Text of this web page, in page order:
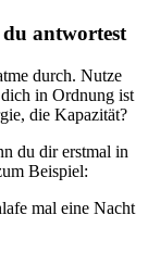
antwortest
durch. Nutze
in Ordnung ist
die Kapazität?
du dir erstmal in
Beispiel:
mal eine Nacht